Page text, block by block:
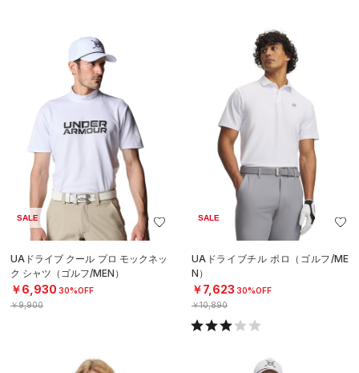
SALE
UAドライブ クール プロ モックネッ
ク シャツ（ゴルフ/MEN）
￥6,930 30%OFF
￥9,900
SALE
UAドライブチル ポロ（ゴルフ/ME
N）
￥7,623 30%OFF
￥10,890